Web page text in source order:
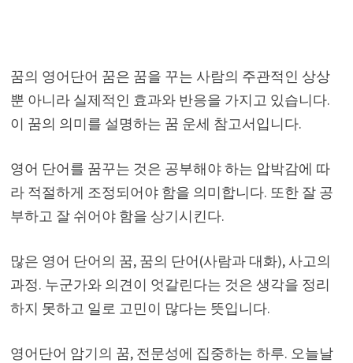
꿈의 영어단어 꿈은 꿈을 꾸는 사람의 주관적인 상상
뿐 아니라 실제적인 효과와 반응을 가지고 있습니다.
이 꿈의 의미를 설명하는 꿈 운세 참고서입니다.
영어 단어를 꿈꾸는 것은 공부해야 하는 압박감에 따
라 적절하게 조정되어야 함을 의미합니다. 또한 잘 공
부하고 잘 쉬어야 함을 상기시킨다.
많은 영어 단어의 꿈, 꿈의 단어(사람과 대화), 사고의
과정. 누군가와 의견이 엇갈린다는 것은 생각을 정리
하지 못하고 일로 고민이 많다는 뜻입니다.
영어단어 암기의 꿈, 전문성에 집중하는 하루. 오늘날